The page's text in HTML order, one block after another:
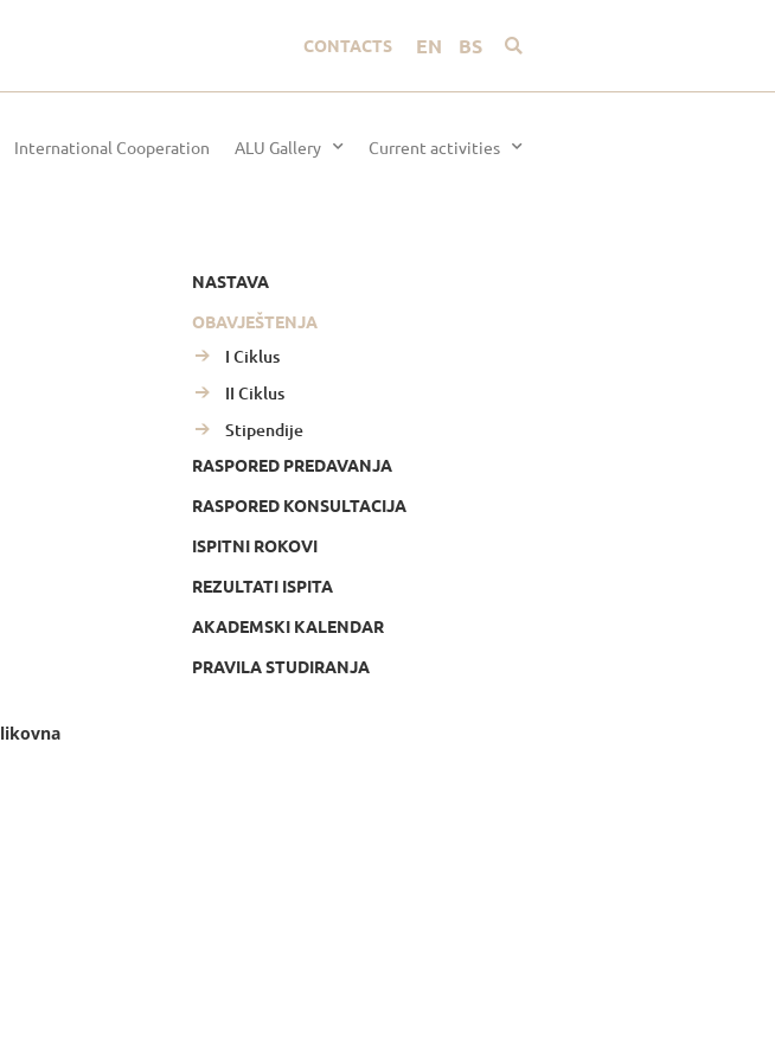
CONTACTS EN BS
International Cooperation ALU Gallery Current activities
likovna
NASTAVA
OBAVJEŠTENJA
I Ciklus
II Ciklus
Stipendije
RASPORED PREDAVANJA
RASPORED KONSULTACIJA
ISPITNI ROKOVI
REZULTATI ISPITA
AKADEMSKI KALENDAR
PRAVILA STUDIRANJA